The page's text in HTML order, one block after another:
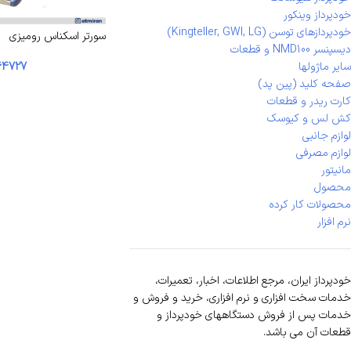
خودپرداز وینکور
خودپردازهای توسن (Kingteller, GWI, LG)
دیسپنسر NMD100 و قطعات
سایر ماژولها
صفحه کلید (پین پد)
کارت ریدر و قطعات
کش لس و کیوسک
لوازم جانبی
لوازم مصرفی
مانیتور
محصول
محصولات کار کرده
نرم افزار
خودپرداز ایران، مرجع اطلاعات، اخبار، تعمیرات،
خدمات سخت افزاری و نرم افزاری، خرید و فروش و
خدمات پس از فروش دستگاههای خودپرداز و
قطعات آن می باشد.
سورتر اسکناس رومیزی